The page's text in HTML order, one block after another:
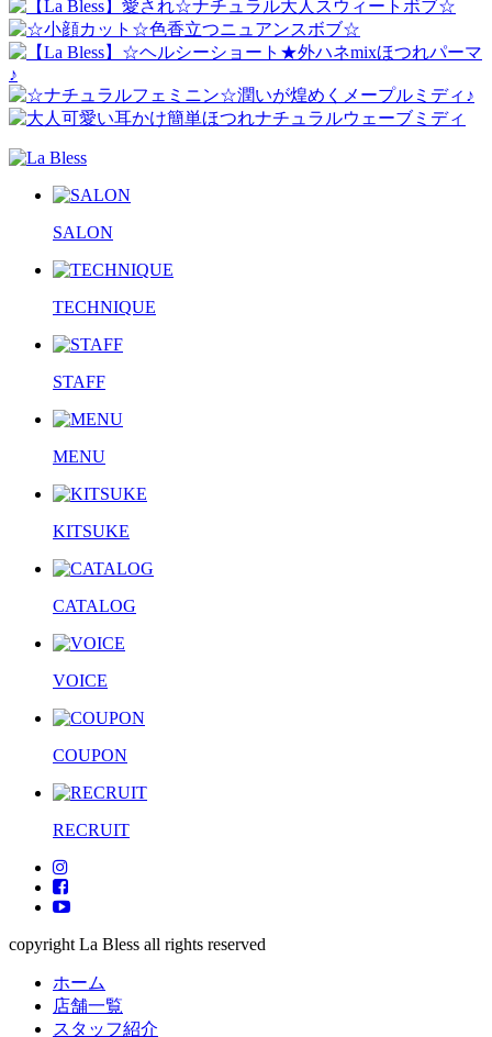
SALON
TECHNIQUE
STAFF
MENU
KITSUKE
CATALOG
VOICE
COUPON
RECRUIT
copyright La Bless all rights reserved
ホーム
店舗一覧
スタッフ紹介